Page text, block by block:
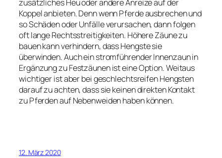
zusätzliches Heu oder andere Anreize auf der
Koppel anbieten. Denn wenn Pferde ausbrechen und
so Schäden oder Unfälle verursachen, dann folgen
oft lange Rechtsstreitigkeiten. Höhere Zäune zu
bauen kann verhindern, dass Hengste sie
überwinden. Auch ein stromführender Innenzaun in
Ergänzung zu Festzäunen ist eine Option. Weitaus
wichtiger ist aber bei geschlechtsreifen Hengsten
darauf zu achten, dass sie keinen direkten Kontakt
zu Pferden auf Nebenweiden haben können.
12. März 2020